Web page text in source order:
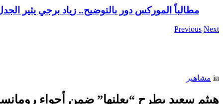
مطالباً الموركس دور بالتوضيح.. زياد برجي يثير
Previous Next
in مشاهير
هيثم سعيد يطرح “بعلنها” ضمن أجواء